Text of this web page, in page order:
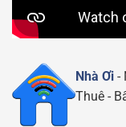
Nhà Ơi -
Thuê -